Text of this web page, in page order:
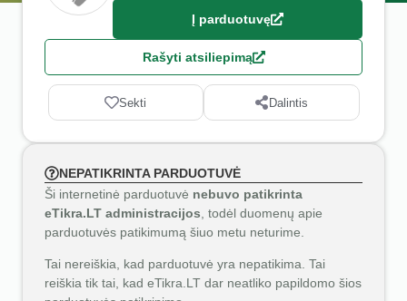
Į parduotuvę
Rašyti atsiliepimą
Sekti Dalintis
NEPATIKRINTA PARDUOTUVĖ
Ši internetinė parduotuvė nebuvo patikrinta
eTikra.LT administracijos , todėl duomenų apie
parduotuvės patikimumą šiuo metu neturime.
Tai nereiškia, kad parduotuvė yra nepatikima. Tai
reiškia tik tai, kad eTikra.LT dar neatliko papildomo šios